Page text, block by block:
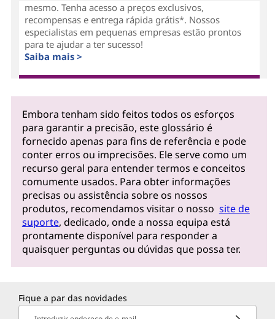
mesmo. Tenha acesso a preços exclusivos,
recompensas e entrega rápida grátis*. Nossos
especialistas em pequenas empresas estão prontos
para te ajudar a ter sucesso!
Saiba mais >
Embora tenham sido feitos todos os esforços
para garantir a precisão, este glossário é
fornecido apenas para fins de referência e pode
conter erros ou imprecisões. Ele serve como um
recurso geral para entender termos e conceitos
comumente usados. Para obter informações
precisas ou assistência sobre os nossos
produtos, recomendamos visitar o nosso site de
suporte, dedicado, onde a nossa equipa está
prontamente disponível para responder a
quaisquer perguntas ou dúvidas que possa ter.
Fique a par das novidades